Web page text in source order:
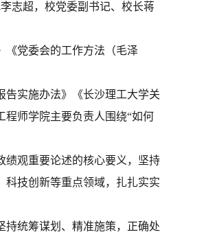
志超， 校党委副书记、 校长蒋
《党委会的工作方法（毛泽
告实施办法》《长沙理工大学关
程师学院主要负责人围绕“如何
观重要论述的核心要义， 坚持
科技创新等重点领域，扎扎实实
持统筹谋划、精准施策，正确处